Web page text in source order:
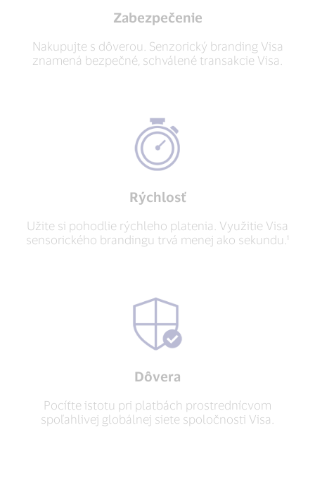
Zabezpečenie
Nakupujte s dôverou. Senzorický branding Visa
znamená bezpečné, schválené transakcie Visa.
Rýchlosť
Užite si pohodlie rýchleho platenia. Využitie Visa
sensorického brandingu trvá menej ako sekundu.¹
Dôvera
Pocíťte istotu pri platbách prostrednícvom
spoľahlivej globálnej siete spoločnosti Visa.